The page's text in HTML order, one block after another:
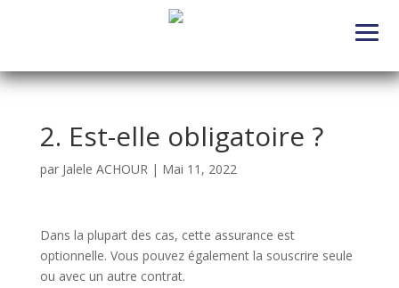
2. Est-elle obligatoire ?
par Jalele ACHOUR| Mai 11, 2022
Dans la plupart des cas, cette assurance est
optionnelle. Vous pouvez également la souscrire seule
ou avec un autre contrat.